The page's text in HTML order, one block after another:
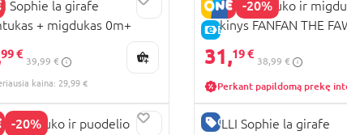
KAINA
Sophie la girafe
+ migdukas 0m+
000003
99 €
39,99 €
kaina: 29,99 €
-20%
E-KAINA
VULLI kramtuko ir
rinkinys FANFAN THE
850808
31,19 €
38,99 €
Perkant papildomą prekę
-20%
kramtuko ir puodelio
GERA KAINA
VULLI Sophie la girafe